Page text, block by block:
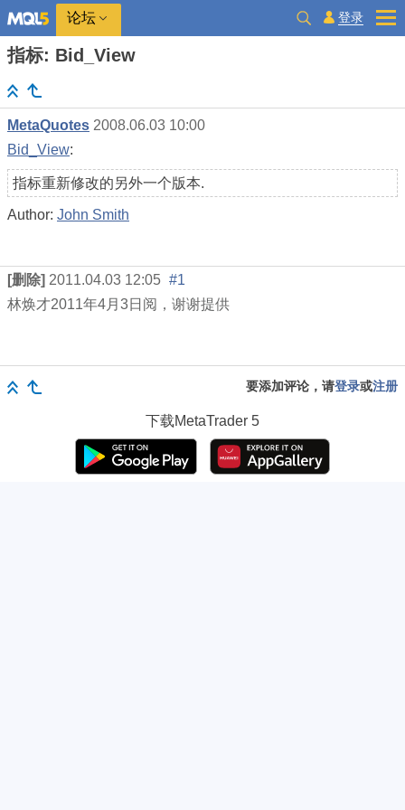
论坛 登录
指标: Bid_View
MetaQuotes 2008.06.03 10:00
Bid_View:
指标重新修改的另外一个版本.
Author: John Smith
[删除] 2011.04.03 12:05 #1
林焕才2011年4月 3日阅，谢谢提供
要添加评论，请登录或注册
下载MetaTrader 5